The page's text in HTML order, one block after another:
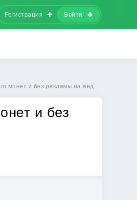
Регистрация Войти
без рекламы на андроид бесплатно
и без